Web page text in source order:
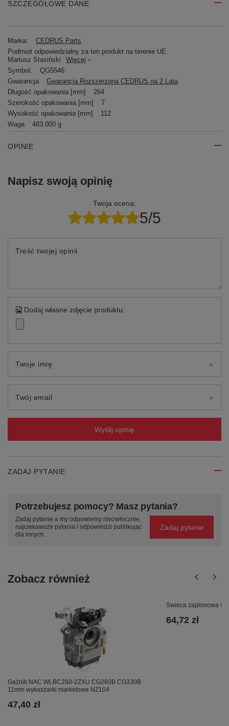
SZCZEGÓŁOWE DANE
Marka:
CEDRUS Parts
Podmiot odpowiedzialny za ten produkt na terenie UE
Mariusz Stasiński
Więcej
Symbol:
QG5546
Gwarancja
Gwarancja Rozszerzona CEDRUS na 2 Lata
Długość opakowania [mm]
264
Szerokość opakowania [mm]
7
Wysokość opakowania [mm]
112
Waga
483.000 g
OPINIE
Napisz swoją opinię
Twoja ocena:
5/5
Treść twojej opinii
Dodaj własne zdjęcie produktu:
Twoje imię
Twój email
Wyślij opinię
ZADAJ PYTANIE
Potrzebujesz pomocy? Masz pytania?
Zadaj pytanie a my odpowiemy niezwłocznie,
najciekawsze pytania i odpowiedzi publikując
dla innych.
Zadaj pytanie
Zobacz również
Gaźnik NAC WLBC260-2ZXU CG260B CG330B
11mm wykaszarki marketowe NZ104
47,40 zł
Świeca zapłonowa
64,72 zł